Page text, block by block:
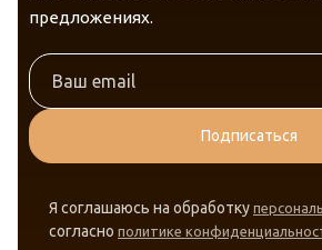
предложениях.
Подписаться
Я соглашаюсь на обработку
согласно политике